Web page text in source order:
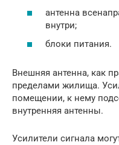
антенна
внутри;
блоки питания.
Внешняя антенна, как
пределами жилища.
помещении, к нему
внутренняя антенны.
Усилители сигнала